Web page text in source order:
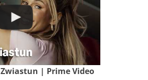
| Prime Video